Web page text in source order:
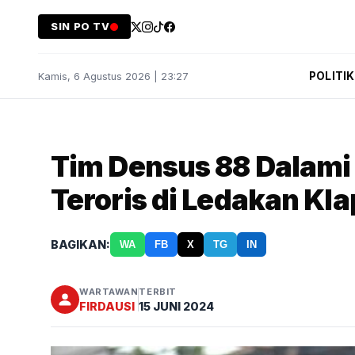
SIN PO TV
Kamis, 6 Agustus 2026 | 23:27 POLITIK
Tim Densus 88
Teroris di Ledakan
BAGIKAN: WA FB X TG IN
WARTAWAN
FIRDAUSI
TERBIT
15 JUNI 2024